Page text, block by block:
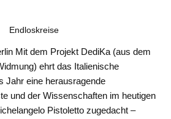
Endloskreise
Mit dem Projekt DediKa (aus dem
ehrt das Italienische
Jahr eine herausragende
und der Wissenschaften im heutigen
Pistoletto zugedacht –